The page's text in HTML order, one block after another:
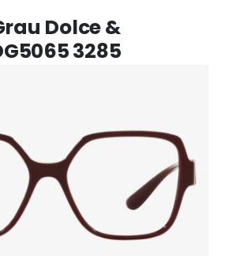
Dolce &
3285